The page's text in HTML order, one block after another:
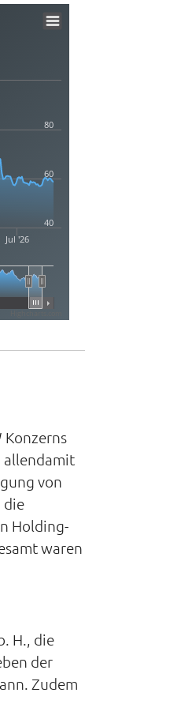
Jul '26
60
80
40
Konzerns
allendamit
von
die
Holding-
waren
H., die
der
Zudem